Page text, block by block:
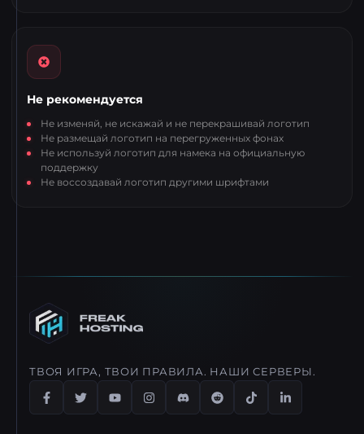
Не рекомендуется
Не изменяй, не искажай и не перекрашивай логотип
Не размещай логотип на перегруженных фонах
Не используй логотип для намека на официальную
поддержку
Не воссоздавай логотип другими шрифтами
ТВОЯ ИГРА, ТВОИ ПРАВИЛА. НАШИ СЕРВЕРЫ.